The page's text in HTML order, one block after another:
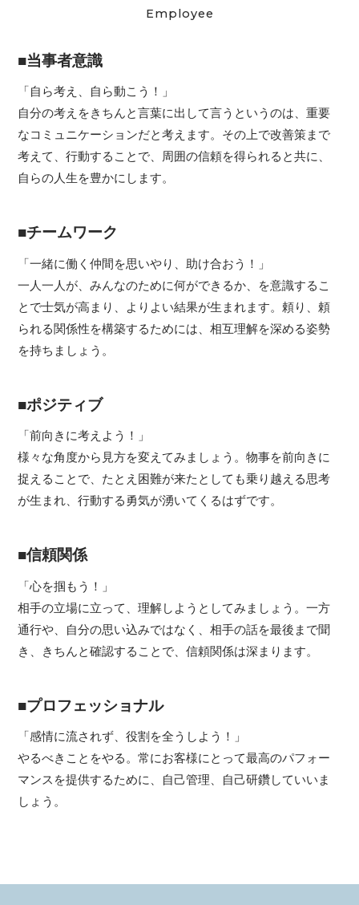
Employee
■当事者意識
「自ら考え、自ら動こう！」
自分の考えをきちんと言葉に出して言うというのは、重要
なコミュニケーションだと考えます。その上で改善策まで
考えて、行動することで、周囲の信頼を得られると共に、
自らの人生を豊かにします。
■チームワーク
「一緒に働く仲間を思いやり、助け合おう！」
一人一人が、みんなのために何ができるか、を意識するこ
とで士気が高まり、よりよい結果が生まれます。頼り、頼
られる関係性を構築するためには、相互理解を深める姿勢
を持ちましょう。
■ポジティブ
「前向きに考えよう！」
様々な角度から見方を変えてみましょう。物事を前向きに
捉えることで、たとえ困難が来たとしても乗り越える思考
が生まれ、行動する勇気が湧いてくるはずです。
■信頼関係
「心を掴もう！」
相手の立場に立って、理解しようとしてみましょう。一方
通行や、自分の思い込みではなく、相手の話を最後まで聞
き、きちんと確認することで、信頼関係は深まります。
■プロフェッショナル
「感情に流されず、役割を全うしよう！」
やるべきことをやる。常にお客様にとって最高のパフォー
マンスを提供するために、自己管理、自己研鑽していいま
しょう。